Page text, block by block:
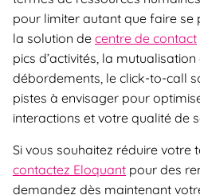
pour limiter autant que faire se
la solution de centre de contact
pics d’activités, la
débordements, le click-to-call
pistes à envisager pour
interactions et votre qualité de
Si vous souhaitez réduire votre
contactez Eloquant pour des
demandez dès maintenant